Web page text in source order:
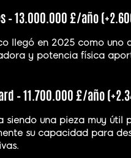
– 13.000.000 £/año
llegó en 2025 como uno
y potencia física
– 11.700.000 £/año
siendo una pieza muy
su capacidad para